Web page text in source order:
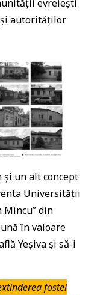
evreiești
autorităților
și un alt concept
Universității
Mincu” din
în valoare
Yeșiva și să-i
fostei